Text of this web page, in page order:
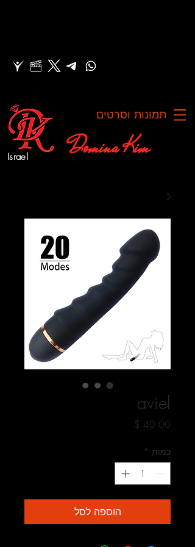
תמונות וסרטים
Domina Kim
Israel
aviel
כמות *
הוספה לסל